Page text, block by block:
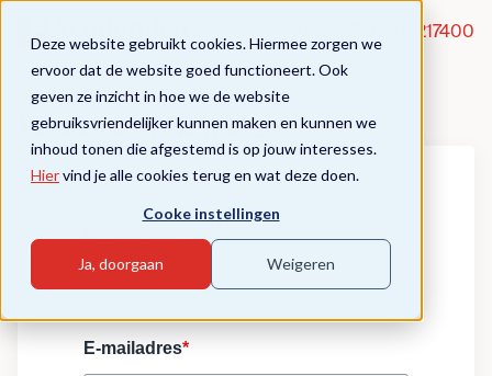
Deze website gebruikt cookies. Hiermee zorgen we
ervoor dat de website goed functioneert. Ook
geven ze inzicht in hoe we de website
gebruiksvriendelijker kunnen maken en kunnen we
inhoud tonen die afgestemd is op jouw interesses.
Hiervind je alle cookies terug en wat deze doen.
Cooke instellingen
Ja, doorgaan Weigeren
020-5217400
Module Excellent Teaching - Pedagogiek
Houd me op de hoogte
E-mailadres*